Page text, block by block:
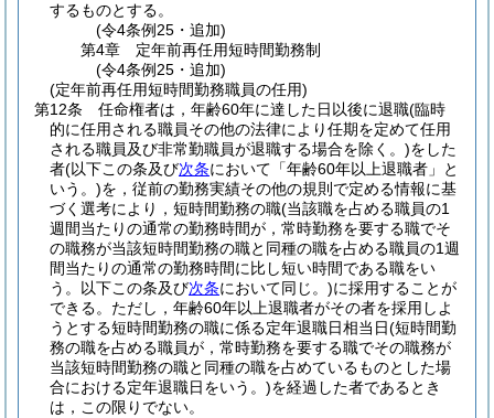
するものとする。
(令4条例25・追加)
第4章
定年前再任用短時間勤務制
(令4条例25・追加)
(定年前再任用短時間勤務職員の任用)
第12条
任命権者は，年齢60年に達した日以後に退職(臨時
的に任用される職員その他の法律により任期を定めて任用
される職員及び非常勤職員が退職する場合を除く。)をした
者(以下この条及び次条において「年齢60年以上退職者」と
いう。)を，従前の勤務実績その他の規則で定める情報に基
づく選考により，短時間勤務の職(当該職を占める職員の1
週間当たりの通常の勤務時間が，常時勤務を要する職でそ
の職務が当該短時間勤務の職と同種の職を占める職員の1週
間当たりの通常の勤務時間に比し短い時間である職をい
う。以下この条及び次条において同じ。)に採用することが
できる。 ただし，年齢60年以上退職者がその者を採用しよ
うとする短時間勤務の職に係る定年退職日相当日(短時間勤
務の職を占める職員が，常時勤務を要する職でその職務が
当該短時間勤務の職と同種の職を占めているものとした場
合における定年退職日をいう。)を経過した者であるとき
は，この限りでない。